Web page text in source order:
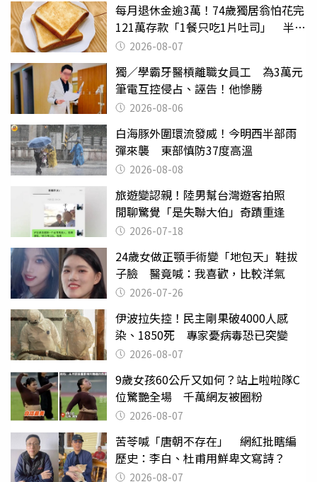
每月退休金逾3萬！74歲獨居翁怕花完
121萬存款「1餐只吃1片吐司」 半年
後暴瘦嚇壞女兒
2026-08-07
獨／學霸牙醫槓離職女員工 為3萬元
筆電互控侵占、誣告！他慘勝
2026-08-06
白海豚外圍環流發威！今明西半部雨
彈來襲 東部慎防37度高溫
2026-08-08
旅遊變認親！陸男幫台灣遊客拍照
閒聊驚覺「是失聯大伯」奇蹟重逢
2026-07-18
24歲女做正顎手術變「地包天」鞋拔
子臉 醫竟喊：我喜歡，比較洋氣
2026-07-26
伊波拉失控！民主剛果破4000人感
染、1850死 專家憂病毒恐已突變
2026-08-07
9歲女孩60公斤又如何？站上啦啦隊C
位驚艷全場 千萬網友被圈粉
2026-08-07
苦苓喊「唐朝不存在」 網紅批瞎編
歷史：李白、杜甫用鮮卑文寫詩？
2026-08-07